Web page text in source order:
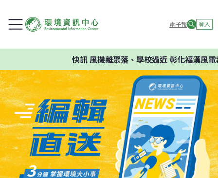
電子報 登入
快訊風機離聚落、學校過近 彰化福漢風電